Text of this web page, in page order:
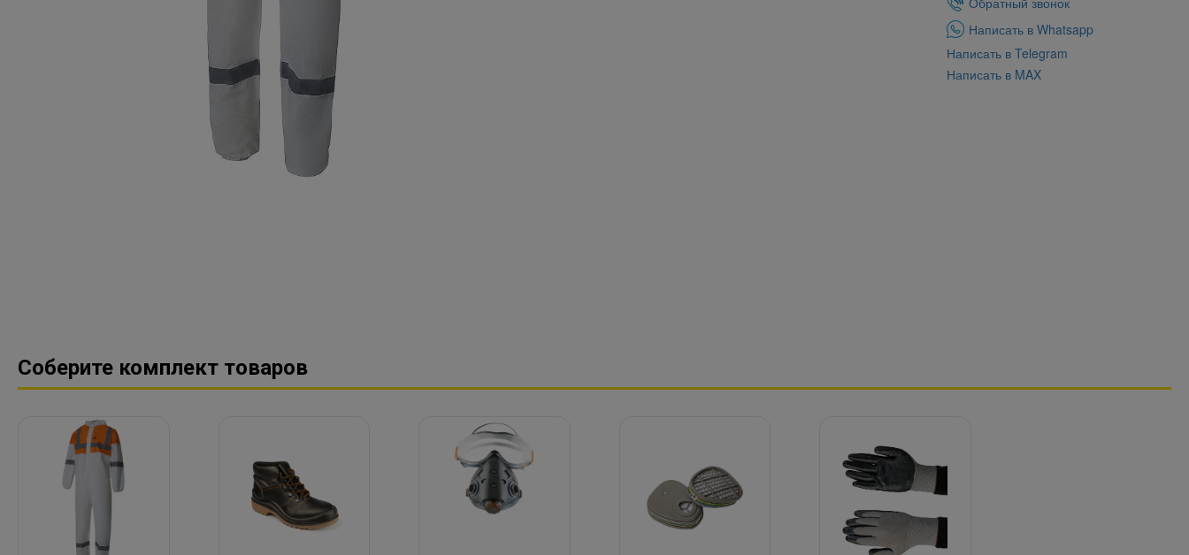
Написать в Whatsapp
Написать в Telegram
Написать в MAX
Соберите комплект товаров